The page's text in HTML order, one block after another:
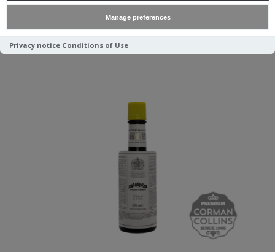
Manage preferences
Privacy notice Conditions of Use